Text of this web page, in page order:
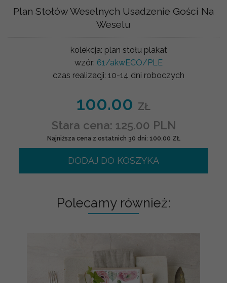
Plan Stołów Weselnych Usadzenie Gości Na
Weselu
kolekcja: plan stołu plakat
wzór: 61/akwECO/PLE
czas realizacji: 10-14 dni roboczych
100.00 ZŁ
Stara cena: 125.00 PLN
Najniższa cena z ostatnich 30 dni: 100.00 ZŁ
DODAJ DO KOSZYKA
Polecamy również: